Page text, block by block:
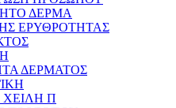
ΔΕΡΜΑ
ΕΡΥΘΡΟΤΗΤΑΣ
ΔΕΡΜΑΤΟΣ
ΧΕΙΛΗ Π